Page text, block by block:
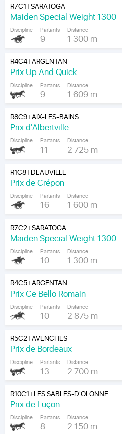
R7C1 |SARATOGA
Maiden Special Weight 1300
Discipline Partants
9
Distance
1 300 m
R4C4|ARGENTAN
Prix Up And Quick
Discipline Partants
9
Distance
1 609 m
R8C9|AIX-LES-BAINS
Prix d'Albertville
Discipline Partants
11
Distance
2 725 m
R1C8| DEAUVILLE
Prix de Crépon
Discipline Partants
16
Distance
1 600 m
R7C2|SARATOGA
Maiden Special Weight 1300
Discipline Partants
10
Distance
1 300 m
R4C5|ARGENTAN
Prix Ce Bello Romain
Discipline Partants
10
Distance
2 875 m
R5C2|AVENCHES
Prix de Bordeaux
Discipline Partants
13
Distance
2 700 m
R10C1 | LES SABLES-D'OLONNE
Prix de Luçon
Discipline Partants
8
Distance
2 150 m